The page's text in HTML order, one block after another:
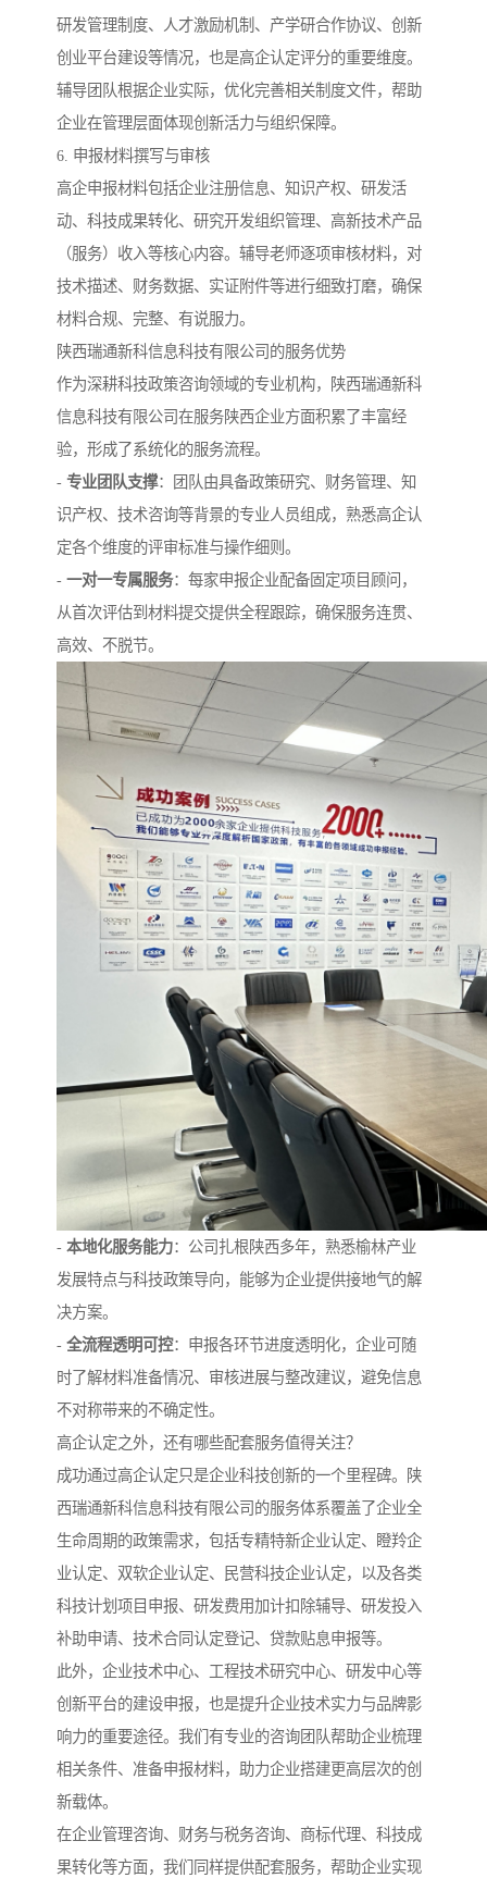
研发管理制度、人才激励机制、产学研合作协议、创新
创业平台建设等情况，也是高企认定评分的重要维度。
辅导团队根据企业实际，优化完善相关制度文件，帮助
企业在管理层面体现创新活力与组织保障。
6. 申报材料撰写与审核
高企申报材料包括企业注册信息、知识产权、研发活
动、科技成果转化、研究开发组织管理、高新技术产品
（服务）收入等核心内容。辅导老师逐项审核材料，对
技术描述、财务数据、实证附件等进行细致打磨，确保
材料合规、完整、有说服力。
陕西瑞通新科信息科技有限公司的服务优势
作为深耕科技政策咨询领域的专业机构，陕西瑞通新科
信息科技有限公司在服务陕西企业方面积累了丰富经
验，形成了系统化的服务流程。
- 专业团队支撑：团队由具备政策研究、财务管理、知
识产权、技术咨询等背景的专业人员组成，熟悉高企认
定各个维度的评审标准与操作细则。
- 一对一专属服务：每家申报企业配备固定项目顾问，
从首次评估到材料提交提供全程跟踪，确保服务连贯、
高效、不脱节。
- 本地化服务能力：公司扎根陕西多年，熟悉榆林产业
发展特点与科技政策导向，能够为企业提供接地气的解
决方案。
- 全流程透明可控：申报各环节进度透明化，企业可随
时了解材料准备情况、审核进展与整改建议，避免信息
不对称带来的不确定性。
高企认定之外，还有哪些配套服务值得关注？
成功通过高企认定只是企业科技创新的一个里程碑。陕
西瑞通新科信息科技有限公司的服务体系覆盖了企业全
生命周期的政策需求，包括专精特新企业认定、瞪羚企
业认定、双软企业认定、民营科技企业认定，以及各类
科技计划项目申报、研发费用加计扣除辅导、研发投入
补助申请、技术合同认定登记、贷款贴息申报等。
此外，企业技术中心、工程技术研究中心、研发中心等
创新平台的建设申报，也是提升企业技术实力与品牌影
响力的重要途径。我们有专业的咨询团队帮助企业梳理
相关条件、准备申报材料，助力企业搭建更高层次的创
新载体。
在企业管理咨询、财务与税务咨询、商标代理、科技成
果转化等方面，我们同样提供配套服务，帮助企业实现